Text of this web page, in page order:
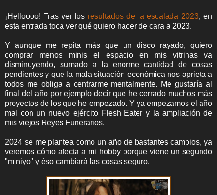
¡Helloooo! Tras ver los resultados de la escalada 2023, en
esta entrada toca ver qué quiero hacer de cara a 2023.
Y aunque me repita más que un disco rayado, quiero
comprar menos minis el espacio en mis vitrinas va
disminuyendo, sumado a la enorme cantidad de cosas
pendientes y que la mala situación económica nos aprieta a
todos me obliga a centrarme mentalmente. Me gustaría al
final del año por ejemplo decir que he cerrado muchos más
proyectos de los que he empezado. Y ya empezamos el año
mal con un nuevo ejército Flesh Eater y la ampliación de
mis viejos Reyes Funerarios.
2024 se me plantea como un año de bastantes cambios, ya
veremos cómo afecta a mi hobby porque viene un segundo
"miniyo" y éso cambiará las cosas seguro.